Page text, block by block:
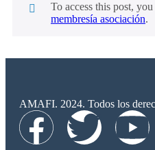
To access this post,
membresía asociación.
AMAFI. 2024. Todos los